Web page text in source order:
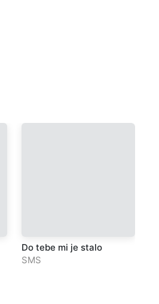
Do tebe mi je stalo
SMS